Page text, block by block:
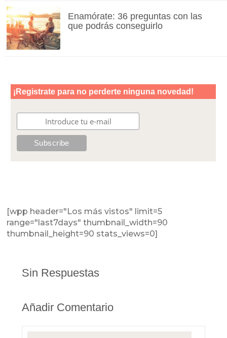
Enamórate: 36 preguntas con las
que podrás conseguirlo
[wpp header="Los más vistos" limit=5
range="last7days" thumbnail_width=90
thumbnail_height=90 stats_views=0]
Sin Respuestas
Añadir Comentario